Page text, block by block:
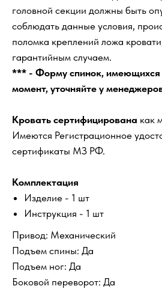
головной секции должны быть
соблюдать данные условия,
поломка креплений ложа
гарантийным случаем.
*** - Форму спинок, имеющихся
момент, уточняйте у
Кровать сертифицирована как
Имеются Регистрационное
сертификаты МЗ РФ.
Комплектация
Изделие - 1 шт
Инструкция - 1 шт
Привод: Механический
Подъем спины: Да
Подъем ног: Да
Боковой переворот: Да